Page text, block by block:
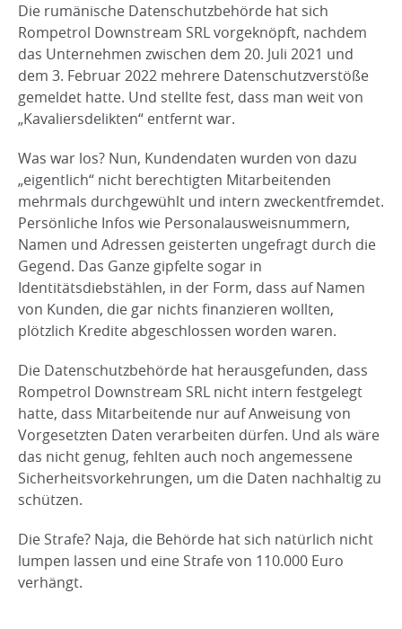
Die rumänische Datenschutzbehörde hat sich
Rompetrol Downstream SRL vorgeknöpft, nachdem
das Unternehmen zwischen dem 20. Juli 2021 und
dem 3. Februar 2022 mehrere Datenschutzverstöße
gemeldet hatte. Und stellte fest, dass man weit von
„Kavaliersdelikten“ entfernt war.
Was war los? Nun, Kundendaten wurden von dazu
„eigentlich“ nicht berechtigten Mitarbeitenden
mehrmals durchgewühlt und intern zweckentfremdet.
Persönliche Infos wie Personalausweisnummern,
Namen und Adressen geisterten ungefragt durch die
Gegend. Das Ganze gipfelte sogar in
Identitätsdiebstählen, in der Form, dass auf Namen
von Kunden, die gar nichts finanzieren wollten,
plötzlich Kredite abgeschlossen worden waren.
Die Datenschutzbehörde hat herausgefunden, dass
Rompetrol Downstream SRL nicht intern festgelegt
hatte, dass Mitarbeitende nur auf Anweisung von
Vorgesetzten Daten verarbeiten dürfen. Und als wäre
das nicht genug, fehlten auch noch angemessene
Sicherheitsvorkehrungen, um die Daten nachhaltig zu
schützen.
Die Strafe? Naja, die Behörde hat sich natürlich nicht
lumpen lassen und eine Strafe von 110.000 Euro
verhängt.